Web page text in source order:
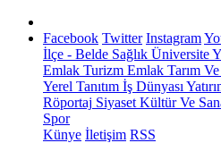
Facebook Twitter Instagram
İlçe - Belde Sağlık Üniversite
Emlak Turizm Emlak Tarım
Yerel Tanıtım İş Dünyası
Röportaj Siyaset Kültür Ve
Spor
Künye İletişim RSS